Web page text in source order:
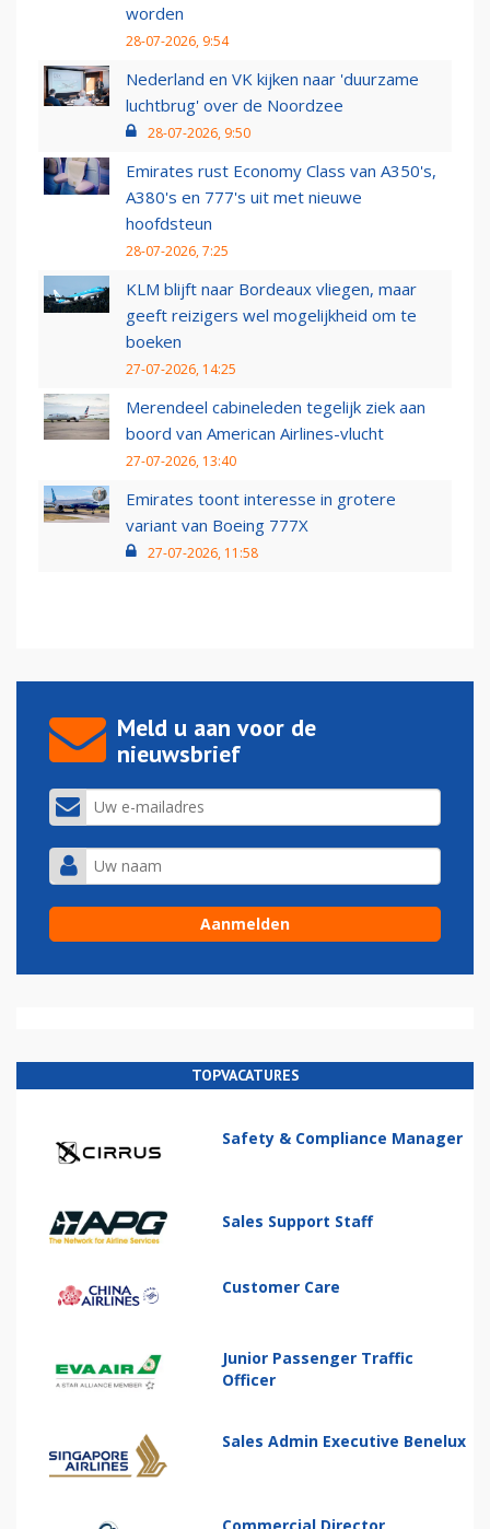
worden
28-07-2026, 9:54
Nederland en VK kijken naar 'duurzame
luchtbrug' over de Noordzee
28-07-2026, 9:50
Emirates rust Economy Class van A350's,
A380's en 777's uit met nieuwe
hoofdsteun
28-07-2026, 7:25
KLM blijft naar Bordeaux vliegen, maar
geeft reizigers wel mogelijkheid om te
boeken
27-07-2026, 14:25
Merendeel cabineleden tegelijk ziek aan
boord van American Airlines-vlucht
27-07-2026, 13:40
Emirates toont interesse in grotere
variant van Boeing 777X
27-07-2026, 11:58
Meld u aan voor de
nieuwsbrief
TOPVACATURES
Safety & Compliance Manager
Sales Support Staff
Customer Care
Junior Passenger Traffic
Officer
Sales Admin Executive Benelux